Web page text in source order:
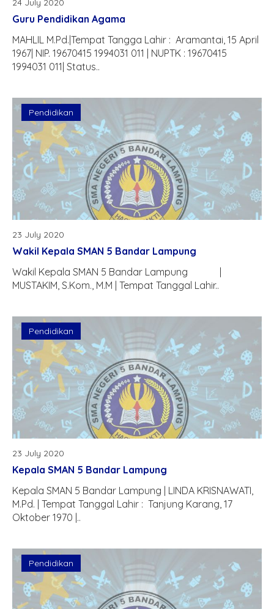
Matematika
Sejarah
Bahasa Inggris
MIPA
Fisika
Kimia
Biologi
IPS
Ekonomi
Sosiologi
Geografi
Pendidikan Jasmani
Seni Budaya
TIK/BTIK/Informatika
Bimbingan Konseling
PAS Ganjil (Simulasi)
PAS Ganjil
Kelas X
Kelas XI
Kelas XII
PAS Genap
LPHBSP [LUS]
PHBSP [US]
Kelulusan
PTS Genap
PAS Ganjil
Kelulusan
24 July 2020
Guru Pendidikan Agama
MAHLIL M.Pd.|Tempat Tangga Lahir : Aramantai, 15 April
1967| NIP. 19670415 1994031 011 | NUPTK : 19670415
1994031 011| Status..
Pendidikan
23 July 2020
Wakil Kepala SMAN 5 Bandar Lampung
Wakil Kepala SMAN 5 Bandar Lampung |
MUSTAKIM, S.Kom., M.M | Tempat Tanggal Lahir..
Pendidikan
23 July 2020
Kepala SMAN 5 Bandar Lampung
Kepala SMAN 5 Bandar Lampung | LINDA KRISNAWATI,
M.Pd. | Tempat Tanggal Lahir : Tanjung Karang, 17
Oktober 1970 |..
Pendidikan